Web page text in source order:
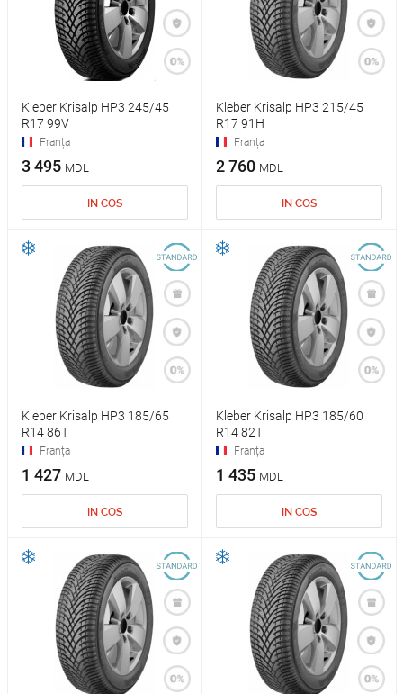
Kleber Krisalp HP3 245/45
R17 99V
Franța
3 495 MDL
IN COS
Kleber Krisalp HP3 215/45
R17 91H
Franța
2 760 MDL
IN COS
Kleber Krisalp HP3 185/65
R14 86T
Franța
1 427 MDL
IN COS
Kleber Krisalp HP3 185/60
R14 82T
Franța
1 435 MDL
IN COS